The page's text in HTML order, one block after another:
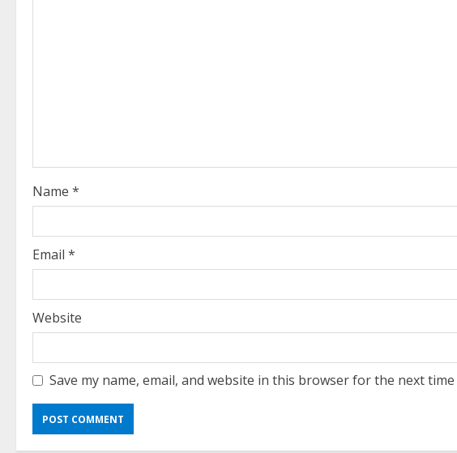
i
n
g
Name *
Email *
Website
Save my name, email, and website in this browser for the next